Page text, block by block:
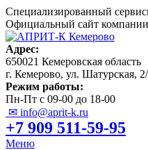
Специализированный
Официальный сайт
Адрес:
650021 Кемеровская область
г. Кемерово, ул. Шатурская,
Режим работы:
Пн-Пт с 09-00 до 18-00
✉ info@aprit-k.ru
+7 909 511-59-95
Меню